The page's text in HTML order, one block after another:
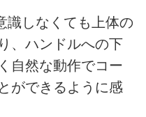
識しなくても上体の
、ハンドルへの下
自然な動作でコー
ができるように感